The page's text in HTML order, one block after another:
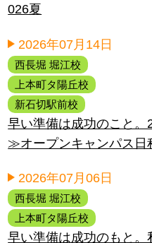
026夏
2026年07月14日
西長堀 堀江校
上本町タ陽丘校
新石切駅前校
早い準備は成功のこと
≫オープンキャンパス日
2026年07月06日
西長堀 堀江校
上本町タ陽丘校
早い準備は成功のもと